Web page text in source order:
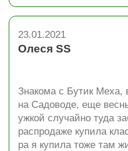
23.01.2021
Олеся SS
Знакома с Бутик
на Садоводе, еще
ужкой случайно туда
распродаже купила
ра я купила тоже там